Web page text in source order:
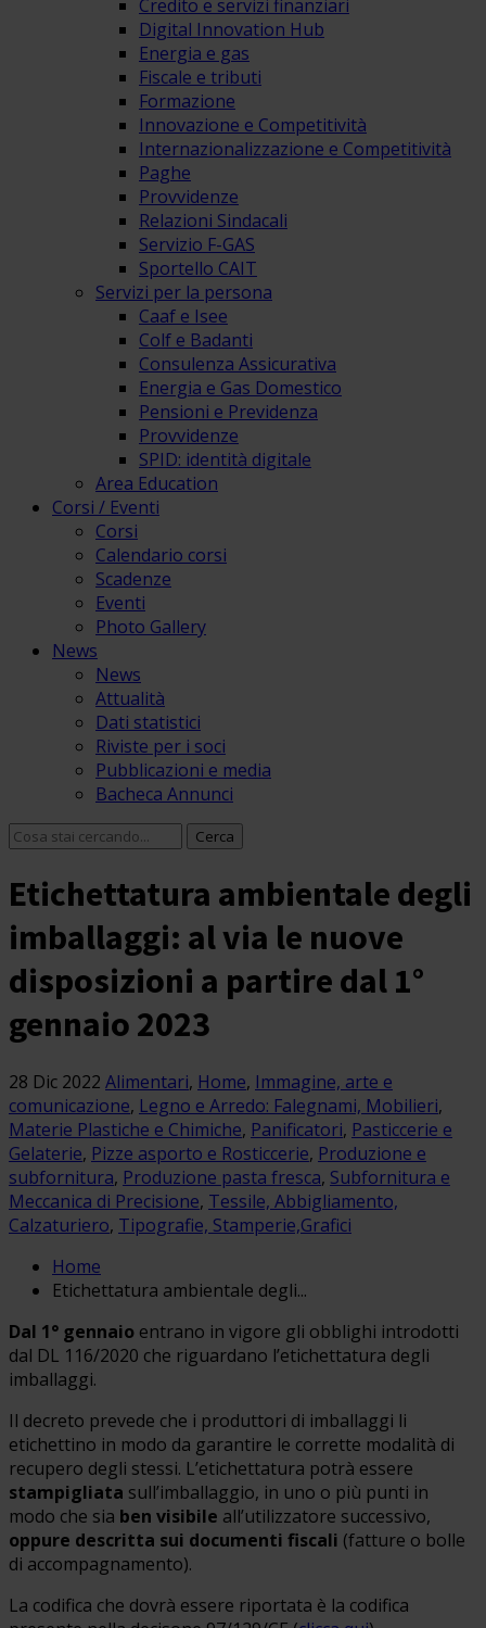
Credito e servizi finanziari
Digital Innovation Hub
Energia e gas
Fiscale e tributi
Formazione
Innovazione e Competitività
Internazionalizzazione e Competitività
Paghe
Provvidenze
Relazioni Sindacali
Servizio F-GAS
Sportello CAIT
Servizi per la persona
Caaf e Isee
Colf e Badanti
Consulenza Assicurativa
Energia e Gas Domestico
Pensioni e Previdenza
Provvidenze
SPID: identità digitale
Area Education
Corsi / Eventi
Corsi
Calendario corsi
Scadenze
Eventi
Photo Gallery
News
News
Attualità
Dati statistici
Riviste per i soci
Pubblicazioni e media
Bacheca Annunci
Etichettatura ambientale degli
imballaggi: al via le nuove
disposizioni a partire dal 1°
gennaio 2023
28 Dic 2022 Alimentari, Home, Immagine, arte e
comunicazione, Legno e Arredo: Falegnami, Mobilieri,
Materie Plastiche e Chimiche, Panificatori, Pasticcerie e
Gelaterie, Pizze asporto e Rosticcerie, Produzione e
subfornitura, Produzione pasta fresca, Subfornitura e
Meccanica di Precisione, Tessile, Abbigliamento,
Calzaturiero, Tipografie, Stamperie,Grafici
Home
Etichettatura ambientale degli...
Dal 1° gennaio entrano in vigore gli obblighi introdotti
dal DL 116/2020 che riguardano l’etichettatura degli
imballaggi.
Il decreto prevede che i produttori di imballaggi li
etichettino in modo da garantire le corrette modalità di
recupero degli stessi. L’etichettatura potrà essere
stampigliata sull’imballaggio, in uno o più punti in
modo che sia ben visibile all’utilizzatore successivo,
oppure descritta sui documenti fiscali (fatture o bolle
di accompagnamento).
La codifica che dovrà essere riportata è la codifica